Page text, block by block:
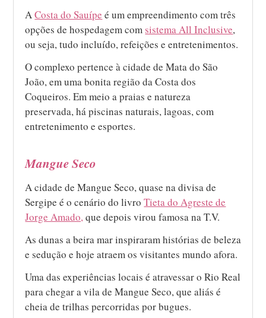
ACosta do Sauípe é um empreendimento com três
opções de hospedagem com sistema All Inclusive,
ou seja, tudo incluído, refeições e entretenimentos.
O complexo pertence à cidade de Mata do São
João, em uma bonita região da Costa dos
Coqueiros. Em meio a praias e natureza
preservada, há piscinas naturais, lagoas, com
entretenimento e esportes.
Mangue Seco
A cidade de Mangue Seco, quase na divisa de
Sergipe é o cenário do livroTieta do Agreste de
Jorge Amado,que depois virou famosa na T.V.
As dunas a beira mar inspiraram histórias de beleza
e sedução e hoje atraem os visitantes mundo afora.
Uma das experiências locais é atravessar o Rio Real
para chegar a vila de Mangue Seco, que aliás é
cheia de trilhas percorridas por bugues.